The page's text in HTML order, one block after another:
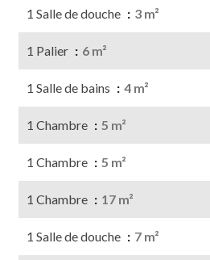
1 Salle de douche 3 m²
1 Palier 6 m²
1 Salle de bains 4 m²
1 Chambre 5 m²
1 Chambre 5 m²
1 Chambre 17 m²
1 Salle de douche 7 m²